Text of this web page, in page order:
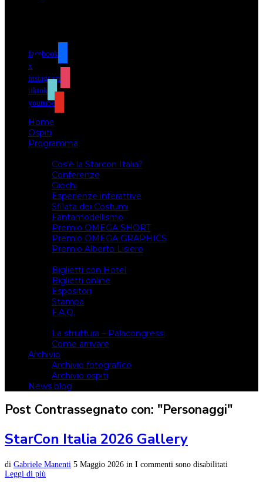
facebook
x
instagram
tiktok
youtube
Home
Ospiti
Programma
Cos’è la Starcon Italia?
Conferenze
Giochi
Esperienze interattive
Sfilata dei Costumi
Fantamodellismo
Premio OMEGA SHORT
Premio OMEGA GRAPHICS
Premio Alberto Lisiero
Biglietti con Hotel
Biglietti online
Espositori
Stampa
F.A.Q.
La struttura – Palacongressi
Come arrivare
Archivio
Archivio fotografico
Archivio ospiti
News blog
Post Contrassegnato con: "Personaggi"
StarCon Italia 2026 Gallery
di Gabriele Manenti 5 Maggio 2026 in I commenti sono disabilitati
Leggi di più